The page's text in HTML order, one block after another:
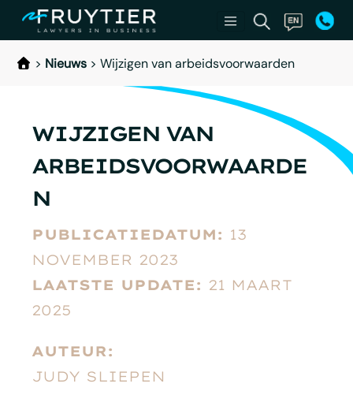
> Nieuws > Wijzigen van arbeidsvoorwaarden
WIJZIGEN VAN
ARBEIDSVOORWAARDE
N
PUBLICATIEDATUM: 13
NOVEMBER 2023
LAATSTE UPDATE: 21 MAART
2025
AUTEUR:
JUDY SLIEPEN